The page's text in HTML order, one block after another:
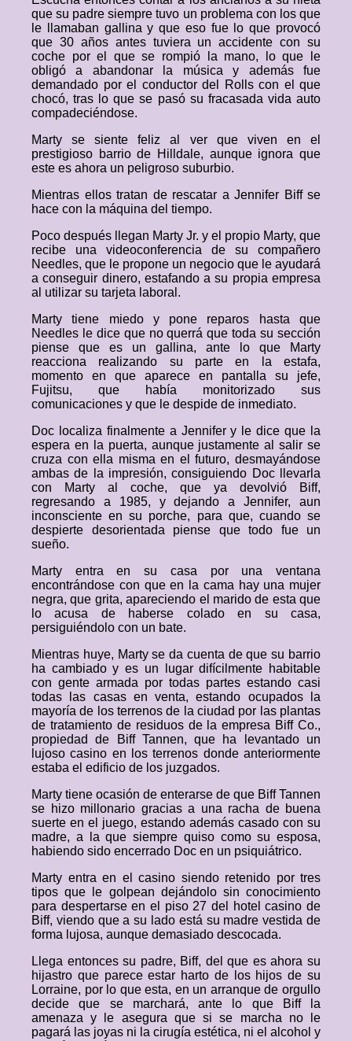
que su padre siempre tuvo un problema con los que
le llamaban gallina y que eso fue lo que provocó
que 30 años antes tuviera un accidente con su
coche por el que se rompió la mano, lo que le
obligó a abandonar la música y además fue
demandado por el conductor del Rolls con el que
chocó, tras lo que se pasó su fracasada vida auto
compadeciéndose.
Marty se siente feliz al ver que viven en el
prestigioso barrio de Hilldale, aunque ignora que
este es ahora un peligroso suburbio.
Mientras ellos tratan de rescatar a Jennifer Biff se
hace con la máquina del tiempo.
Poco después llegan Marty Jr. y el propio Marty, que
recibe una videoconferencia de su compañero
Needles, que le propone un negocio que le ayudará
a conseguir dinero, estafando a su propia empresa
al utilizar su tarjeta laboral.
Marty tiene miedo y pone reparos hasta que
Needles le dice que no querrá que toda su sección
piense que es un gallina, ante lo que Marty
reacciona realizando su parte en la estafa,
momento en que aparece en pantalla su jefe,
Fujitsu, que había monitorizado sus
comunicaciones y que le despide de inmediato.
Doc localiza finalmente a Jennifer y le dice que la
espera en la puerta, aunque justamente al salir se
cruza con ella misma en el futuro, desmayándose
ambas de la impresión, consiguiendo Doc llevarla
con Marty al coche, que ya devolvió Biff,
regresando a 1985, y dejando a Jennifer, aun
inconsciente en su porche, para que, cuando se
despierte desorientada piense que todo fue un
sueño.
Marty entra en su casa por una ventana
encontrándose con que en la cama hay una mujer
negra, que grita, apareciendo el marido de esta que
lo acusa de haberse colado en su casa,
persiguiéndolo con un bate.
Mientras huye, Marty se da cuenta de que su barrio
ha cambiado y es un lugar difícilmente habitable
con gente armada por todas partes estando casi
todas las casas en venta, estando ocupados la
mayoría de los terrenos de la ciudad por las plantas
de tratamiento de residuos de la empresa Biff Co.,
propiedad de Biff Tannen, que ha levantado un
lujoso casino en los terrenos donde anteriormente
estaba el edificio de los juzgados.
Marty tiene ocasión de enterarse de que Biff Tannen
se hizo millonario gracias a una racha de buena
suerte en el juego, estando además casado con su
madre, a la que siempre quiso como su esposa,
habiendo sido encerrado Doc en un psiquiátrico.
Marty entra en el casino siendo retenido por tres
tipos que le golpean dejándolo sin conocimiento
para despertarse en el piso 27 del hotel casino de
Biff, viendo que a su lado está su madre vestida de
forma lujosa, aunque demasiado descocada.
Llega entonces su padre, Biff, del que es ahora su
hijastro que parece estar harto de los hijos de su
Lorraine, por lo que esta, en un arranque de orgullo
decide que se marchará, ante lo que Biff la
amenaza y le asegura que si se marcha no le
pagará las joyas ni la cirugía estética, ni el alcohol y